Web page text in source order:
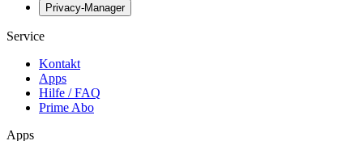
Privacy-Manager
Service
Kontakt
Apps
Hilfe / FAQ
Prime Abo
Apps